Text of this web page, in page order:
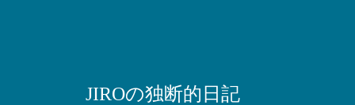
JIROの独断的日記